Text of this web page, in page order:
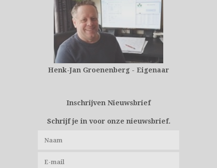
Henk-Jan Groenenberg - Eigenaar
Inschrijven Nieuwsbrief
Schrijf je in voor onze nieuwsbrief.